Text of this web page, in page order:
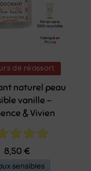
de réassort
naturel peau
vanille –
& Vivien
Note
5.00
8,50 €
sensibles